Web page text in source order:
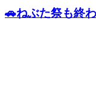
🚗ねぶた祭も終